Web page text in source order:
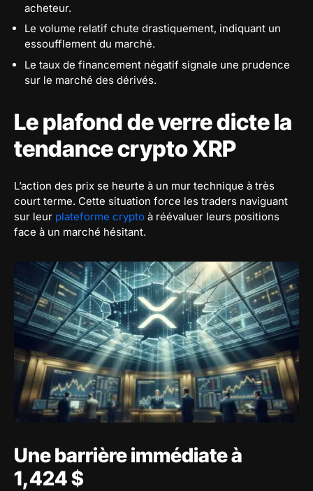
acheteur.
Le volume relatif chute drastiquement, indiquant un
essoufflement du marché.
Le taux de financement négatif signale une prudence
sur le marché des dérivés.
Le plafond de verre dicte la
tendance crypto XRP
L’action des prix se heurte à un mur technique à très
court terme. Cette situation force les traders naviguant
sur leur plateforme crypto à réévaluer leurs positions
face à un marché hésitant.
Une barrière immédiate à
1,424 $